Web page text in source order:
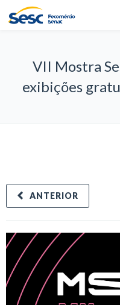
VII Mostra
exibições
ANTERIOR